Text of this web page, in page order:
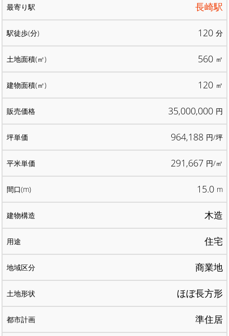
長崎駅
120 分
560 ㎡
120 ㎡
35,000,000 円
964,188 円/坪
291,667 円/㎡
15.0 m
木造
住宅
商業地
ほぼ長方形
準住居